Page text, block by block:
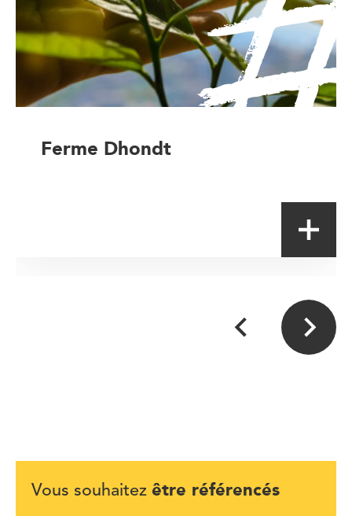
Ferme Dhondt
Vous souhaitez être référencés